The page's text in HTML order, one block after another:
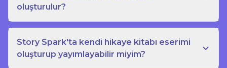
oluşturulur?
Story Spark'ta kendi hikaye kitabı eserimi
oluşturup yayımlayabilir miyim?